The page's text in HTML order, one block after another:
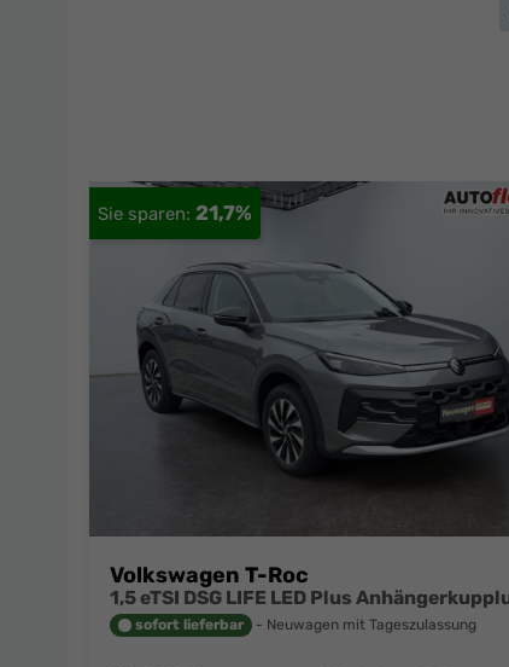
21,7%
Volkswagen T-Roc
sofort lieferbar Neuwagen mit Tageszulassung